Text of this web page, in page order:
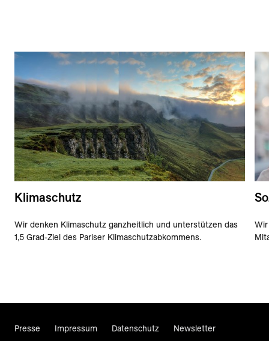
Klima­schutz
Wir denken Klimaschutz ganzheitlich und unterstützen das
1,5 Grad-Ziel des Pariser Klimaschutzabkommens.
Presse Impressum Datenschutz Newsletter